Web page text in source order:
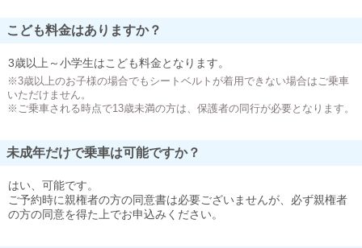
こども料金はありますか？
3歳以上～小学生はこども料金となります。
※3歳以上のお子様の場合でもシートベルトが着用できない場合はご乗車
いただけません。
※ご乗車される時点で13歳未満の方は、保護者の同行が必要となります。
未成年だけで乗車は可能ですか？
はい、可能です。
ご予約時に親権者の方の同意書は必要ございませんが、必ず親権者
の方の同意を得た上でお申込みください。